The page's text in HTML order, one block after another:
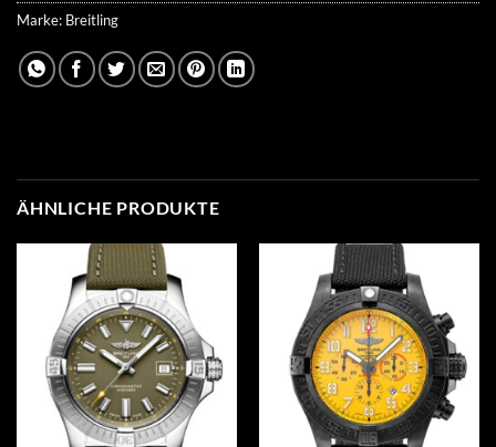
Marke: Breitling
ÄHNLICHE PRODUKTE